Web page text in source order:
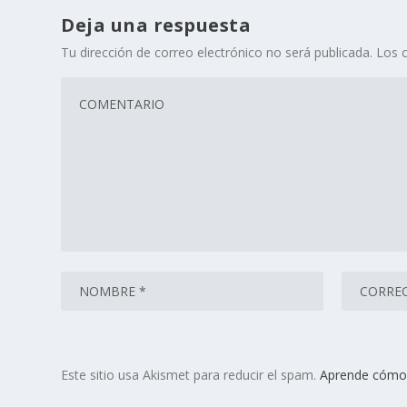
Deja una respuesta
Tu dirección de correo electrónico no será publicada. Los
Este sitio usa Akismet para reducir el spam.Aprende